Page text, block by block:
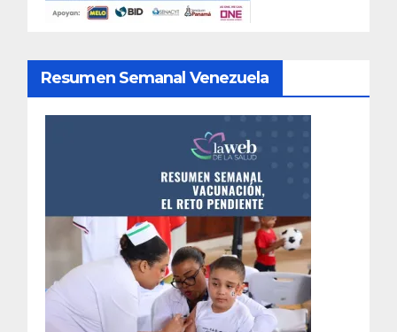
Resumen Semanal Venezuela